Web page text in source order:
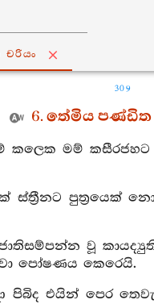
309
6. තේමිය පණ්ඩිත
කලෙක මම්
ස්ත්‍රීනට පුත්‍රයෙක්
වූ
පෝෂණය කෙරෙයි.
පිබිද එයින් පෙර